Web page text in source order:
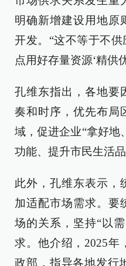
明确新增建设用地原
开发。“这不等于不
点用好存量资源‘精供
孔维东指出，各地要
奏和时序，优先布局
域，促进企业“拿好地
功能、提升市民生活品
此外，孔维东表示，
加适配市场需求。要
场的关系，坚持“以
求。他介绍，2025年
政部，指导各地发行